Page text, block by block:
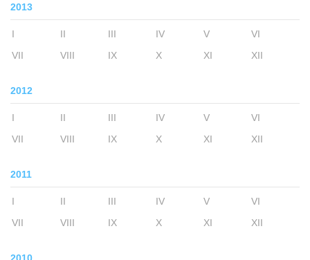
2013
I II III IV V
VI
VII
VIII IX X XI XII
2012
I II III IV V
VI
VII
VIII IX X XI XII
2011
I II III IV V
VI
VII
VIII IX X XI XII
2010